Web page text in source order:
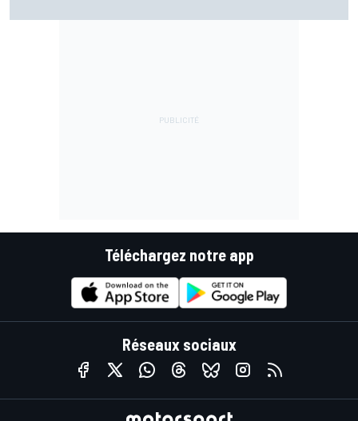
Téléchargez notre app
Réseaux sociaux